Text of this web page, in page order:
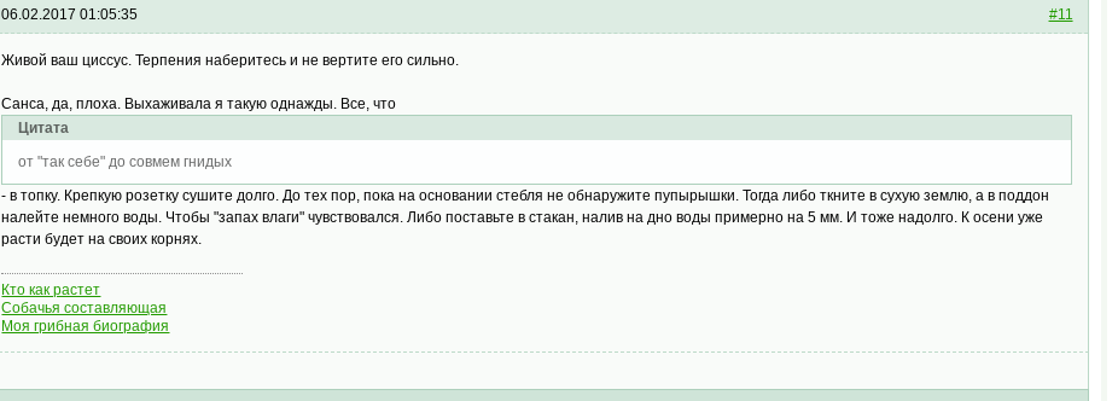
#11
06.02.2017 01:05:35
Живой ваш циссус. Терпения наберитесь и не вертите его сильно.
Санса, да, плоха. Выхаживала я такую однажды. Все, что
Цитата
от "так себе" до совмем гнидых
- в топку. Крепкую розетку сушите долго. До тех пор, пока на основании стебля не обнаружите пупырышки. Тогда либо ткните в сухую землю, а в поддон
налейте немного воды. Чтобы "запах влаги" чувствовался. Либо поставьте в стакан, налив на дно воды примерно на 5 мм. И тоже надолго. К осени уже
расти будет на своих корнях.
Кто как растет
Собачья составляющая
Моя грибная биография